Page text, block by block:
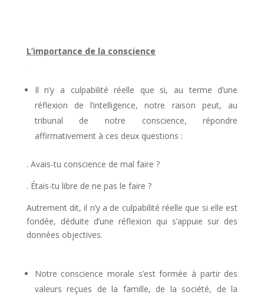
conscience
L’importance de la conscience
Il n’y a culpabilité réelle que si, au terme d’une
réflexion de l’intelligence, notre raison peut, au
tribunal de notre conscience, répondre
affirmativement à ces deux questions :
. Avais-tu conscience de mal faire ?
. Étais-tu libre de ne pas le faire ?
Autrement dit, il n’y a de culpabilité réelle que si elle est
fondée, déduite d’une réflexion qui s’appuie sur des
données objectives.
Notre conscience morale s’est formée à partir des
valeurs reçues de la famille, de la société, de la